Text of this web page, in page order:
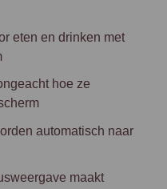
eten en drinken met
hoe ze
automatisch naar
maakt